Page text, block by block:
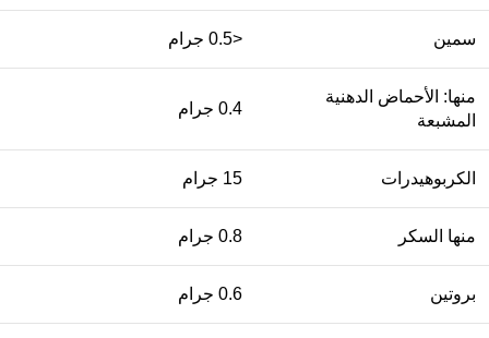
سمين <0.5 جرام
منها: الأحماض الدهنية
المشبعة
0.4 جرام
الكربوهيدرات 15 جرام
منها السكر 0.8 جرام
بروتين 0.6 جرام